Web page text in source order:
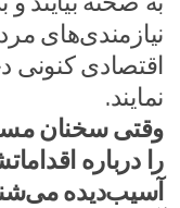
نیازمندی‌های
اقتصادی کنونی
نمایند.
وقتی سخنان
را درباره
آسیب‌دیده